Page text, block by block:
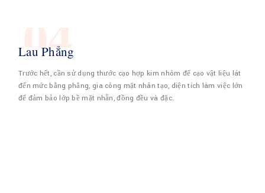
04
Lau Phẳng
Trước hết, cần sử dụng thước cạo hợp kim nhôm để cạo vật liệu lát
đến mức bằng phẳng, gia công mặt nhân tạo, diện tích làm việc lớn
để đảm bảo lớp bề mặt nhẵn, đồng đều và đặc.